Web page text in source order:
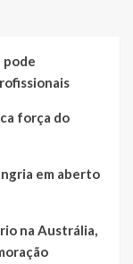
pode
força do
em aberto
na Austrália,